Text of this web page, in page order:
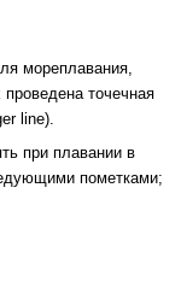
мореплавания,
проведена точечная
line).
при плавании в
пометками;